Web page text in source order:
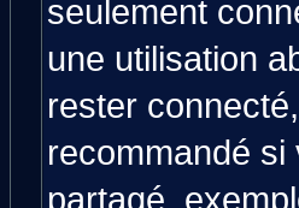
seulement
une utilisation
rester
recommandé
partagé,